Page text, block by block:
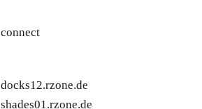
connect
docks12.rzone.de
shades01.rzone.de